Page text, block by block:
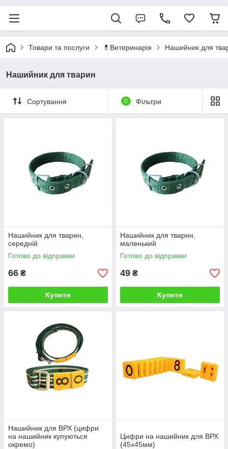
Товари та послуги 💊Ветеринарія Нашийник для
Нашийник для тварин
Сортування 0 Фільтри
Нашийник для тварин,
середній
Готово до відправки
66 ₴
Купити
Нашийник для тварин,
маленький
Готово до відправки
49 ₴
Купити
Нашийник для ВРХ (цифри
на нашийник купуються
окремо)
Цифри на нашийник для ВРХ
(45х45мм)